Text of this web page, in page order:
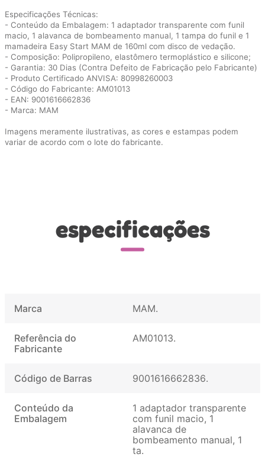
Especificações Técnicas:
- Conteúdo da Embalagem: 1 adaptador transparente com funil
macio, 1 alavanca de bombeamento manual, 1 tampa do funil e 1
mamadeira Easy Start MAM de 160ml com disco de vedação.
- Composição: Polipropileno, elastômero termoplástico e silicone;
- Garantia: 30 Dias (Contra Defeito de Fabricação pelo Fabricante)
- Produto Certificado ANVISA: 80998260003
- Código do Fabricante: AM01013
- EAN: 9001616662836
- Marca: MAM
Imagens meramente ilustrativas, as cores e estampas podem
variar de acordo com o lote do fabricante.
especificações
Marca MAM
Referência do
Fabricante
AM01013
Código de Barras 9001616662836
Conteúdo da
Embalagem
1 adaptador transparente
com funil macio, 1
alavanca de
bombeamento manual, 1
ta